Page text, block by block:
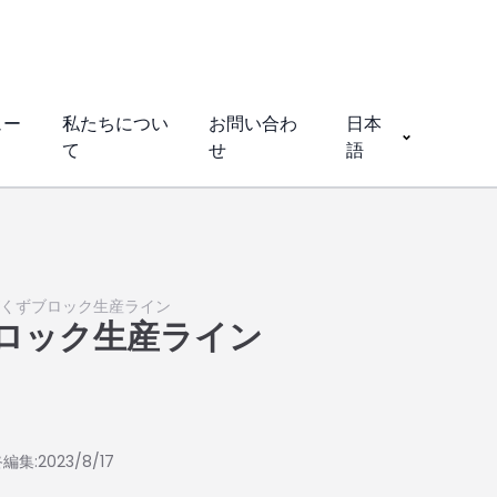
私たちについ
て
お問い合わ
せ
日本
語
ずブロック生産ライン
ック生産ライン
編集:2023/8/17